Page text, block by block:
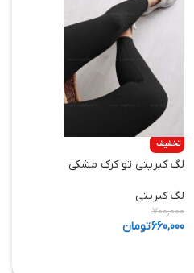
تخفیف
لگ کبریتی تو کرک مشکی
لگ کبریتی
700,000
660,000تومان